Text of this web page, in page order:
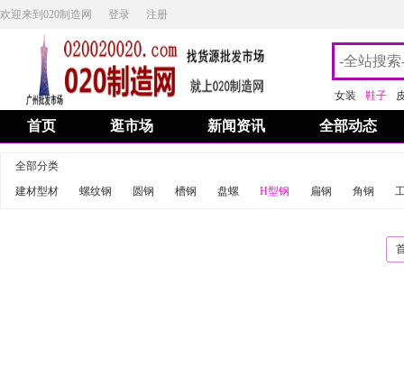
欢迎来到020制造网 登录 注册
女装 鞋子
首页 逛市场 新闻资讯 全部动态
全部分类
建材型材
螺纹钢 圆钢 槽钢 盘螺 H型钢 扁钢 角钢